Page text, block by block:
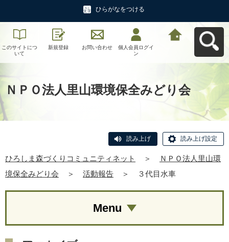
ひらがなをつける
このサイトにつ
いて
新規登録 お問い合わせ
個人会員ログイ
ン
ＮＰＯ法人里山環境保全みどり会
読み上げ 読み上げ設定
ひろしま森づくりコミュニティネット ＞
ＮＰＯ法人里山環
境保全みどり会
＞ 活動報告 ＞ ３代目水車
Menu